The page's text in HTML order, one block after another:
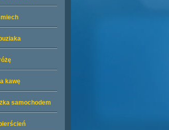
kawę
samochodem